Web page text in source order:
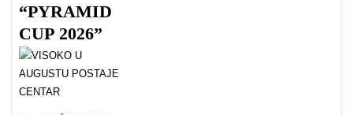
“PYRAMID
CUP 2026”